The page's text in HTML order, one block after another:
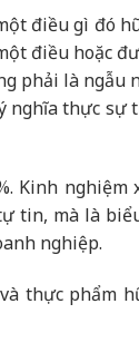
điều gì đó
điều hoặc
phải là ngẫu
nghĩa thực sự
Kinh nghiệm
tin, mà là
nghiệp.
thực phẩm